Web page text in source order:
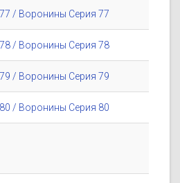
/ Воронины Серия 77
/ Воронины Серия 78
/ Воронины Серия 79
/ Воронины Серия 80